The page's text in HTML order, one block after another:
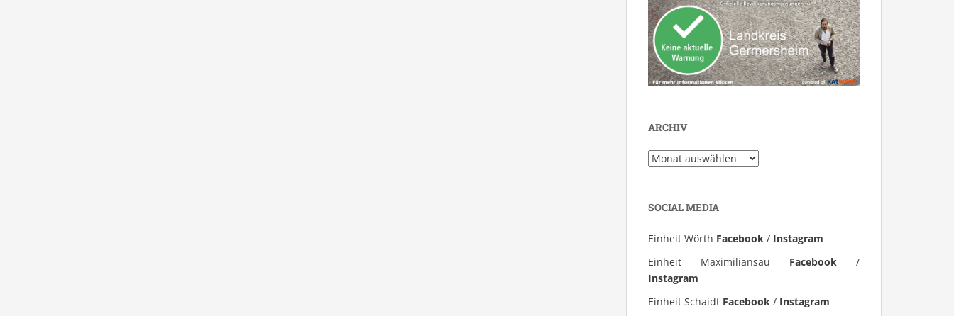
ARCHIV
Archiv
SOCIAL MEDIA
Einheit Wörth Facebook / Instagram
Einheit Maximiliansau Facebook /
Instagram
Einheit Schaidt Facebook / Instagram